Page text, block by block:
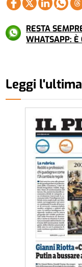
RESTA
WHATSAPP: È
Leggi